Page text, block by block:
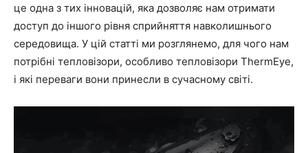
це одна з тих інновацій, яка дозволяє нам отримати
доступ до іншого рівня сприйняття навколишнього
середовища. У цій статті ми розглянемо, для чого нам
потрібні тепловізори, особливо тепловізори ThermEye,
і які переваги вони принесли в сучасному світі.